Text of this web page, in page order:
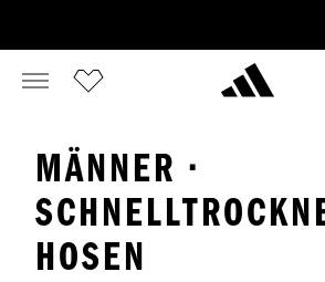
MÄNNER ·
HOSEN